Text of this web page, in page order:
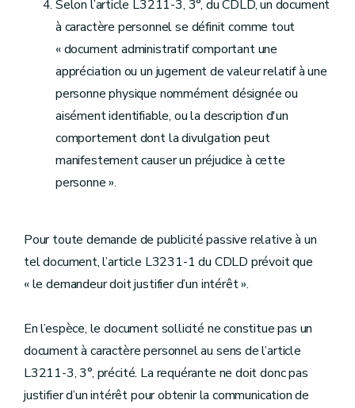
Selon l’article L3211-3, 3°, du CDLD, un document
à caractère personnel se définit comme tout
« document administratif comportant une
appréciation ou un jugement de valeur relatif à une
personne physique nommément désignée ou
aisément identifiable, ou la description d'un
comportement dont la divulgation peut
manifestement causer un préjudice à cette
personne ».
Pour toute demande de publicité passive relative à un
tel document, l’article L3231-1 du CDLD prévoit que
« le demandeur doit justifier d’un intérêt ».
En l’espèce, le document sollicité ne constitue pas un
document à caractère personnel au sens de l’article
L3211-3, 3°, précité. La requérante ne doit donc pas
justifier d’un intérêt pour obtenir la communication de